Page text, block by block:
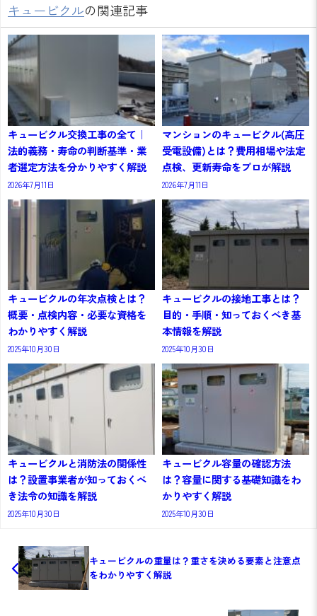
キュービクルの関連記事
キュービクル交換工事の全て｜
法的義務・寿命の判断基準・業
者選定方法を分かりやすく解説
2026年7月11日
マンションのキュービクル(高圧
受電設備)とは？費用相場や法定
点検、更新寿命をプロが解説
2026年7月11日
キュービクルの年次点検とは？
概要・点検内容・必要な資格を
わかりやすく解説
2025年10月30日
キュービクルの接地工事とは？
目的・手順・知っておくべき基
本情報を解説
2025年10月30日
キュービクルと消防法の関係性
は？設置事業者が知っておくべ
き法令の知識を解説
2025年10月30日
キュービクル容量の確認方法
は？容量に関する基礎知識をわ
かりやすく解説
2025年10月30日
キュービクルの重量は？重さを決める要素と注意点
をわかりやすく解説